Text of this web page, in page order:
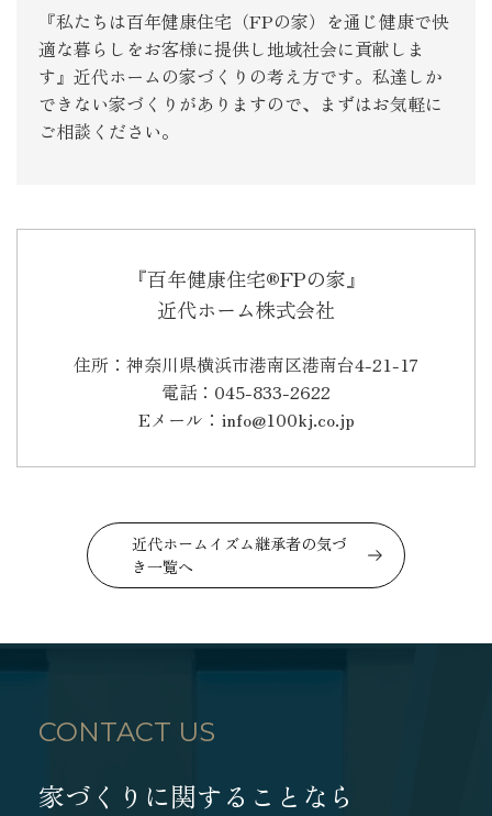
『私たちは百年健康住宅（FPの家）を通じ健康で快
適な暮らしをお客様に提供し地域社会に貢献しま
す』近代ホームの家づくりの考え方です。私達しか
できない家づくりがありますので、まずはお気軽に
ご相談ください。
『百年健康住宅®FPの家』
近代ホーム株式会社
住所：神奈川県横浜市港南区港南台4-21-17
電話：045-833-2622
Eメール：info@100kj.co.jp
近代ホームイズム継承者の気づ
き一覧へ
CONTACT US
家づくりに関することなら